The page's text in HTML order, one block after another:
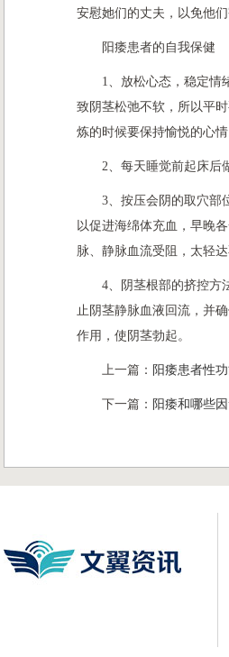
安慰她们的丈夫，以免他们
阳痿患者的自我保健
1、放松心态，稳定情
致阴茎松弛不软，所以平
炼的时候要保持愉悦的心情
2、每天睡觉前起床后
3、按压会阴的取穴部
以促进海绵体充血，早晚
脉、静脉血流受阻，太轻
4、阴茎根部的挤控方
止阴茎静脉血液回流，并
作用，使阴茎勃起。
上一篇： 阳痿患者性
下一篇： 阳痿和哪些